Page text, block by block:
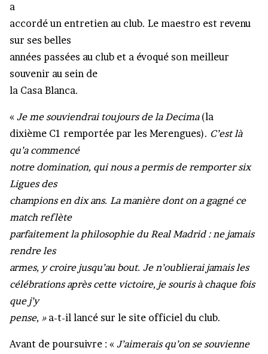
a
accordé un entretien au club. Le maestro est revenu
sur ses belles
années passées au club et a évoqué son meilleur
souvenir au sein de
la Casa Blanca.
« Je me souviendrai toujours de la Decima(la
dixième C1 remportée par les Merengues). C’est là
qu’a commencé
notre domination, qui nous a permis de remporter six
Ligues des
champions en dix ans. La manière dont on a gagné ce
match reflète
parfaitement la philosophie du Real Madrid : ne jamais
rendre les
armes, y croire jusqu’au bout. Je n’oublierai jamais les
célébrations après cette victoire, je souris à chaque fois
que j’y
pense, »a-t-il lancé sur le site officiel du club.
Avant de poursuivre : « J’aimerais qu’on se souvienne